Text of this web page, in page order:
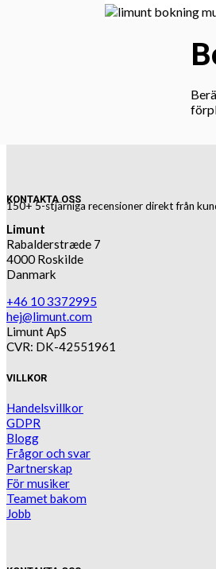
150+ 5-stjärniga recensioner direkt från
KONTAKTA OSS
Limunt
Rabalderstræde 7
4000 Roskilde
Danmark
+46 10 3372995
hej@limunt.com
Limunt ApS
CVR: DK-42551961
VILLKOR
Handelsvillkor
GDPR
Blogg
Frågor och svar
Partnerskap
För musiker
Teamet bakom
Jobb